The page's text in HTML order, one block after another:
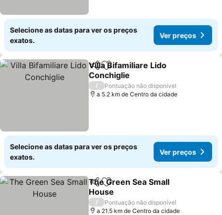
Selecione as datas para ver os preços
exatos.
Ver preços
PartilharAdicionar aos favoritos
Villa Bifamiliare Lido
Conchiglie
Ver preços
/
Pontuação não disponível
a 5.2 km de Centro da cidade
Selecione as datas para ver os preços
exatos.
Ver preços
PartilharAdicionar aos favoritos
The Green Sea Small
House
Ver preços
/
Pontuação não disponível
a 21.5 km de Centro da cidade